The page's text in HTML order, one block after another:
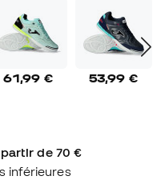
61,99 € 53,99 €
de 70 €
inférieures